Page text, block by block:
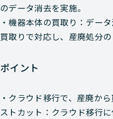
のデータ消去を実施。
・機器本体の買取り：デー
買取りで対応し、産廃処分の
ポイント
・クラウド移行で、産廃か
ストカット：クラウド移行